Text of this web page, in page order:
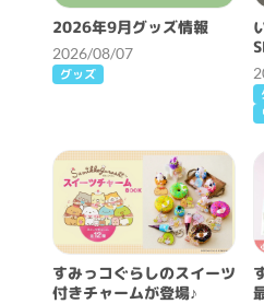
2026年9月グッズ情報
2026/08/07
グッズ
すみっコぐらしのスイーツ
付きチャームが登場♪